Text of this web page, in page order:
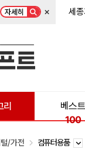
자세히 × 세
리
베스트
100
/가전 컴퓨터용품